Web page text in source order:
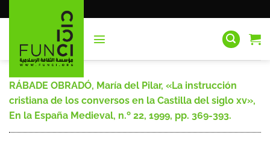
al
RÁBADE OBRADÓ, María del Pilar, «La instrucción
cristiana de los conversos en la Castilla del siglo xv»,
En la España Medieval, n.º 22, 1999, pp. 369-393.